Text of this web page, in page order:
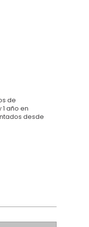
de
año en
desde